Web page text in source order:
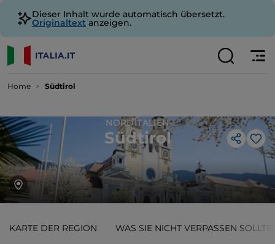
Dieser Inhalt wurde automatisch übersetzt.
Originaltext anzeigen.
Home Südtirol
Like
NORDITALIEN
Südtirol
KARTE DER REGION WAS SIE NICHT VERPASSEN